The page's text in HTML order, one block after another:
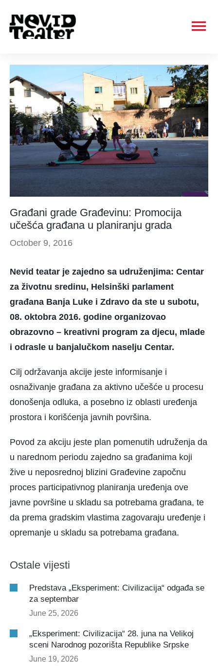
Građani grade Građevinu: Promocija
učešća građana u planiranju grada
October 9, 2016
Nevid teatar je zajedno sa udruženjima: Centar
za životnu sredinu, Helsinški parlament
građana Banja Luke i Zdravo da ste u subotu,
08. oktobra 2016. godine organizovao
obrazovno – kreativni program za djecu, mlade
i odrasle u banjalučkom naselju Centar.
Cilj održavanja akcije jeste informisanje i
osnaživanje građana za aktivno učešće u procesu
donošenja odluka, a posebno iz oblasti uređenja
prostora i korišćenja javnih površina.
Povod za akciju jeste plan pomenutih udruženja da
u narednom periodu zajedno sa građanima koji
žive u neposrednoj blizini Građevine započnu
proces participativnog planiranja uređenja ove
javne površine u skladu sa potrebama građana, te
da prema gradskim vlastima zagovaraju uređenje i
opremanje u skladu sa potrebama građana.
Ostale vijesti
Predstava „Eksperiment: Civilizacija“ odgađa se
za septembar
June 25, 2026
„Eksperiment: Civilizacija“ 28. juna na Velikoj
sceni Narodnog pozorišta Republike Srpske
June 19, 2026